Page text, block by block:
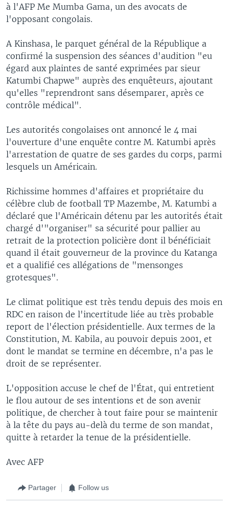
à l'AFP Me Mumba Gama, un des avocats de
l'opposant congolais.
A Kinshasa, le parquet général de la République a
confirmé la suspension des séances d'audition "eu
égard aux plaintes de santé exprimées par sieur
Katumbi Chapwe" auprès des enquêteurs, ajoutant
qu'elles "reprendront sans désemparer, après ce
contrôle médical".
Les autorités congolaises ont annoncé le 4 mai
l'ouverture d'une enquête contre M. Katumbi après
l'arrestation de quatre de ses gardes du corps, parmi
lesquels un Américain.
Richissime hommes d'affaires et propriétaire du
célèbre club de football TP Mazembe, M. Katumbi a
déclaré que l'Américain détenu par les autorités était
chargé d'"organiser" sa sécurité pour pallier au
retrait de la protection policière dont il bénéficiait
quand il était gouverneur de la province du Katanga
et a qualifié ces allégations de "mensonges
grotesques".
Le climat politique est très tendu depuis des mois en
RDC en raison de l'incertitude liée au très probable
report de l'élection présidentielle. Aux termes de la
Constitution, M. Kabila, au pouvoir depuis 2001, et
dont le mandat se termine en décembre, n'a pas le
droit de se représenter.
L'opposition accuse le chef de l'État, qui entretient
le flou autour de ses intentions et de son avenir
politique, de chercher à tout faire pour se maintenir
à la tête du pays au-delà du terme de son mandat,
quitte à retarder la tenue de la présidentielle.
Avec AFP
Partager Follow us